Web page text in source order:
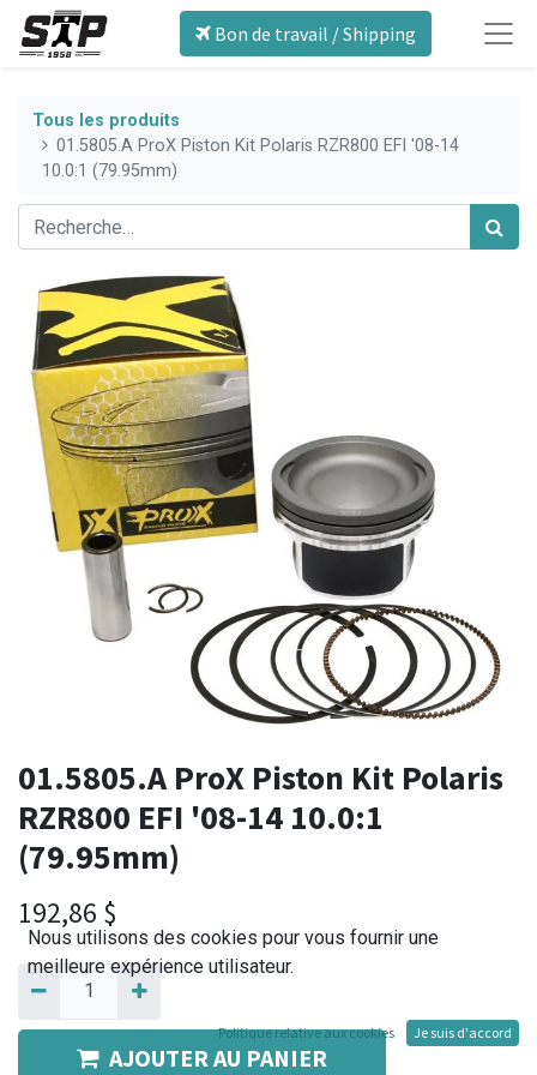
Bon de travail / Shipping
Tous les produits
01.5805.A ProX Piston Kit Polaris RZR800 EFI '08-14
10.0:1 (79.95mm)
01.5805.A ProX Piston Kit Polaris
RZR800 EFI '08-14 10.0:1
(79.95mm)
192,86 $
AJOUTER AU PANIER
Nous utilisons des cookies pour vous fournir une
meilleure expérience utilisateur.
Politique relative aux cookies Je suis d'accord